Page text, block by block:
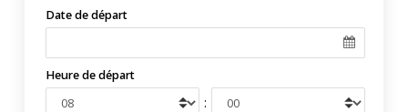
Date de départ
Heure de départ
: